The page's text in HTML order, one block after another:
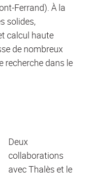
Ferrand). À la
solides,
calcul haute
de nombreux
recherche dans le
Deux
collaborations
avec Thalès et le